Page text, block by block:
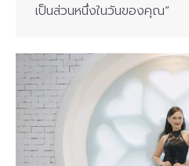
เป็นส่วนหนึ่งในวันของคุณ”